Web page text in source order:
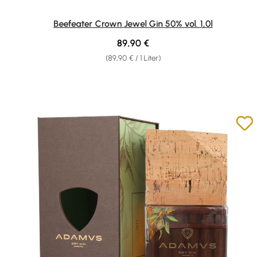
Beefeater Crown Jewel Gin 50% vol. 1,0l
(89,90 € / 1 Liter)
Regulärer Preis:
89,90 €